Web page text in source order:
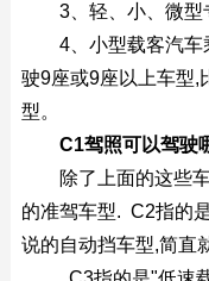
3、轻、小、微型
4、小型载客汽车
驶9座或9座以上车型,
型。
C1驾照可以驾驶
除了上面的这些
的准驾车型. C2指的
说的自动挡车型,简直